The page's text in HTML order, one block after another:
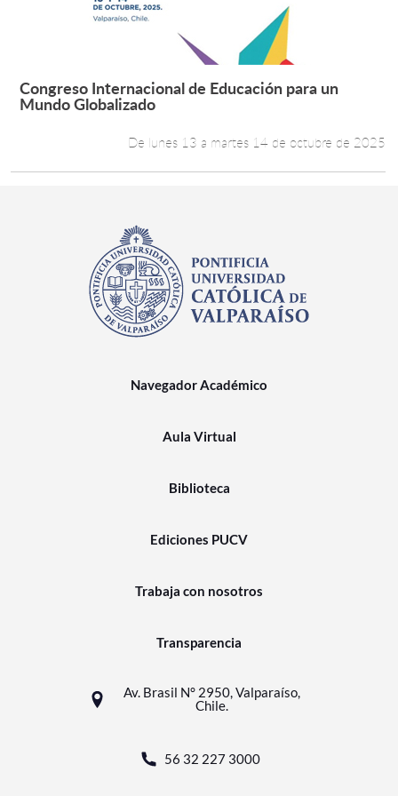
Leer más +
Congreso Internacional de Educación para un
Mundo Globalizado
De lunes 13 a martes 14 de octubre de 2025
Navegador Académico
Aula Virtual
Biblioteca
Ediciones PUCV
Trabaja con nosotros
Transparencia
Av. Brasil N° 2950, Valparaíso,
Chile.
56 32 227 3000